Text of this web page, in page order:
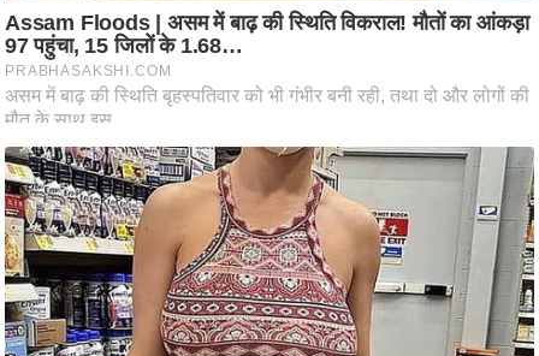
रा
ज
नी
ति
वि
श्ले
ष
ण
स
म
सा